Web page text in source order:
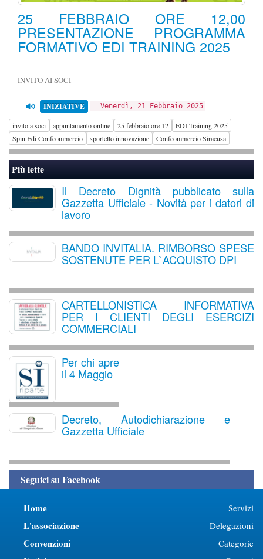
25 FEBBRAIO ORE 12,00
PRESENTAZIONE PROGRAMMA
FORMATIVO EDI TRAINING 2025
INVITO AI SOCI
INIZIATIVE Venerdì, 21 Febbraio 2025
invito a soci appuntamento online 25 febbraio ore 12
EDI Training 2025
Spin Edi Confcommercio
sportello innovazione Confcommercio Siracusa
Più lette
Il Decreto Dignità pubblicato sulla
Gazzetta Ufficiale - Novità per i datori di
lavoro
BANDO INVITALIA. RIMBORSO SPESE
SOSTENUTE PER L`ACQUISTO DPI
CARTELLONISTICA INFORMATIVA
PER I CLIENTI DEGLI ESERCIZI
COMMERCIALI
Per chi apre
il 4 Maggio
Decreto, Autodichiarazione e
Gazzetta Ufficiale
Seguici su Facebook
Home
L'associazione
Convenzioni
Servizi
Delegazioni
Categorie